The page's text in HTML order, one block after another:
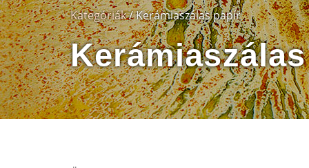
Kategóriák/ Kerámiaszálas papír